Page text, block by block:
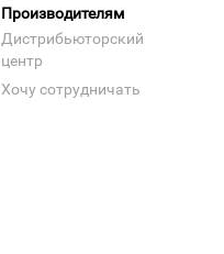
Производителям
Дистрибьюторский
центр
Хочу сотрудничать